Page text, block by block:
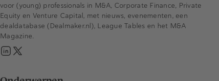
voor (young) professionals in M&A, Corporate Finance, Private
Equity en Venture Capital, met nieuws, evenementen, een
dealdatabase (Dealmaker.nl), League Tables en het M&A
Magazine.